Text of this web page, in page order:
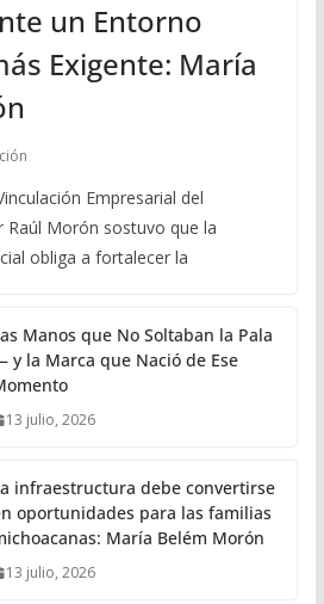
un Entorno
Exigente: María
Empresarial del
Morón sostuvo que la
obliga a fortalecer la
Manos que No Soltaban la Pala
y la Marca que Nació de Ese
13 julio, 2026
infraestructura debe convertirse
oportunidades para las familias
María Belém Morón
13 julio, 2026